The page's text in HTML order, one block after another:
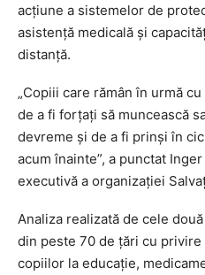
acţiune a sistemelor de
asistenţă medicală şi
distanţă.
„Copiii care rămân în urmă
de a fi forţaţi să muncească
devreme şi de a fi prinşi în
acum înainte”, a punctat
executivă a organizaţiei
Analiza realizată de cele
din peste 70 de ţări cu privire
copiilor la educaţie,